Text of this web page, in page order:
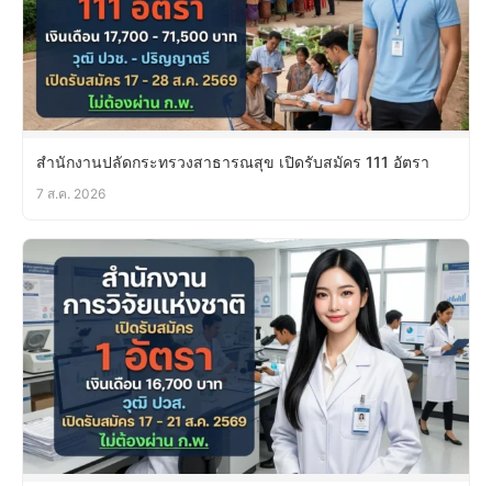
สำนักงานปลัดกระทรวงสาธารณสุข เปิดรับสมัคร 111 อัตรา
7 ส.ค. 2026